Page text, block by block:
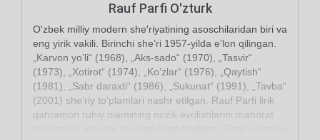
Rauf Parfi O'zturk
O'zbek milliy modern she'riyatining asoschilaridan biri va
eng yirik vakili. Birinchi she’ri 1957-yilda e’lon qilingan.
„Karvon yo’li“ (1968), „Aks-sado“ (1970), „Tasvir“
(1973), „Xotirot“ (1974), „Ko’zlar“ (1976), „Qaytish“
(1981), „Sabr daraxti“ (1986), „Sukunat“ (1991), „Tavba“
(2001) she’riy to’plamlari nashr etilgan. Rauf Parfi lirik
qahramon ruhiy olamining nozik evrilishlarini mahorat